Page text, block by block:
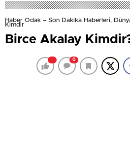
Haber Odak – Son Dakika Haberleri,
Kimdir
Birce Akalay
0